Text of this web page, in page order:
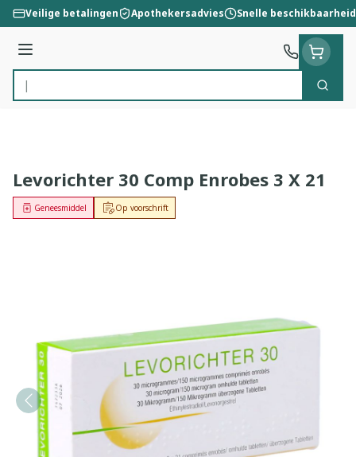
Ga naar de inhoud
Veilige betalingen Apothekersadvies Snelle beschikbaarheid
Menu
Product, merk, categorie...
Zoek
Levorichter 30 Comp Enrobes 3 X 21
Op voorschrift
Geneesmiddel